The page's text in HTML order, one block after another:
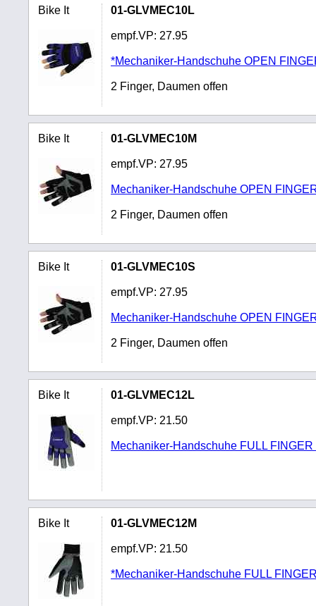
Bike It 01-GLVMEC10L
empf.VP: 27.95
*Mechaniker-Handschuhe OPEN
2 Finger, Daumen offen
Bike It 01-GLVMEC10M
empf.VP: 27.95
Mechaniker-Handschuhe OPEN
2 Finger, Daumen offen
Bike It 01-GLVMEC10S
empf.VP: 27.95
Mechaniker-Handschuhe OPEN
2 Finger, Daumen offen
Bike It 01-GLVMEC12L
empf.VP: 21.50
Mechaniker-Handschuhe FULL FINGER
Bike It 01-GLVMEC12M
empf.VP: 21.50
*Mechaniker-Handschuhe FULL